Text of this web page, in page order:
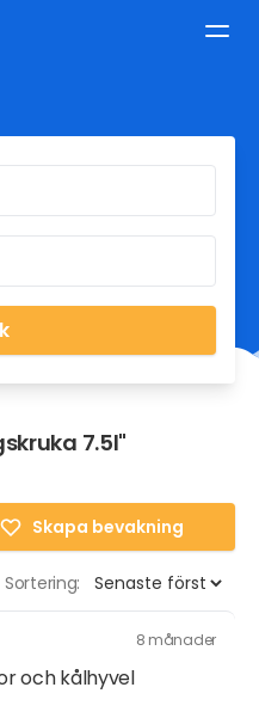
7.5l"
Skapa bevakning
Sortering:
8 månader
och kålhyvel